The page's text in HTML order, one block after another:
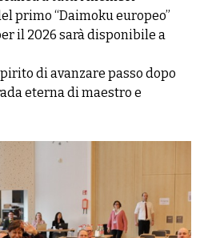
primo “Daimoku europeo”
il 2026 sarà disponibile a
di avanzare passo dopo
eterna di maestro e